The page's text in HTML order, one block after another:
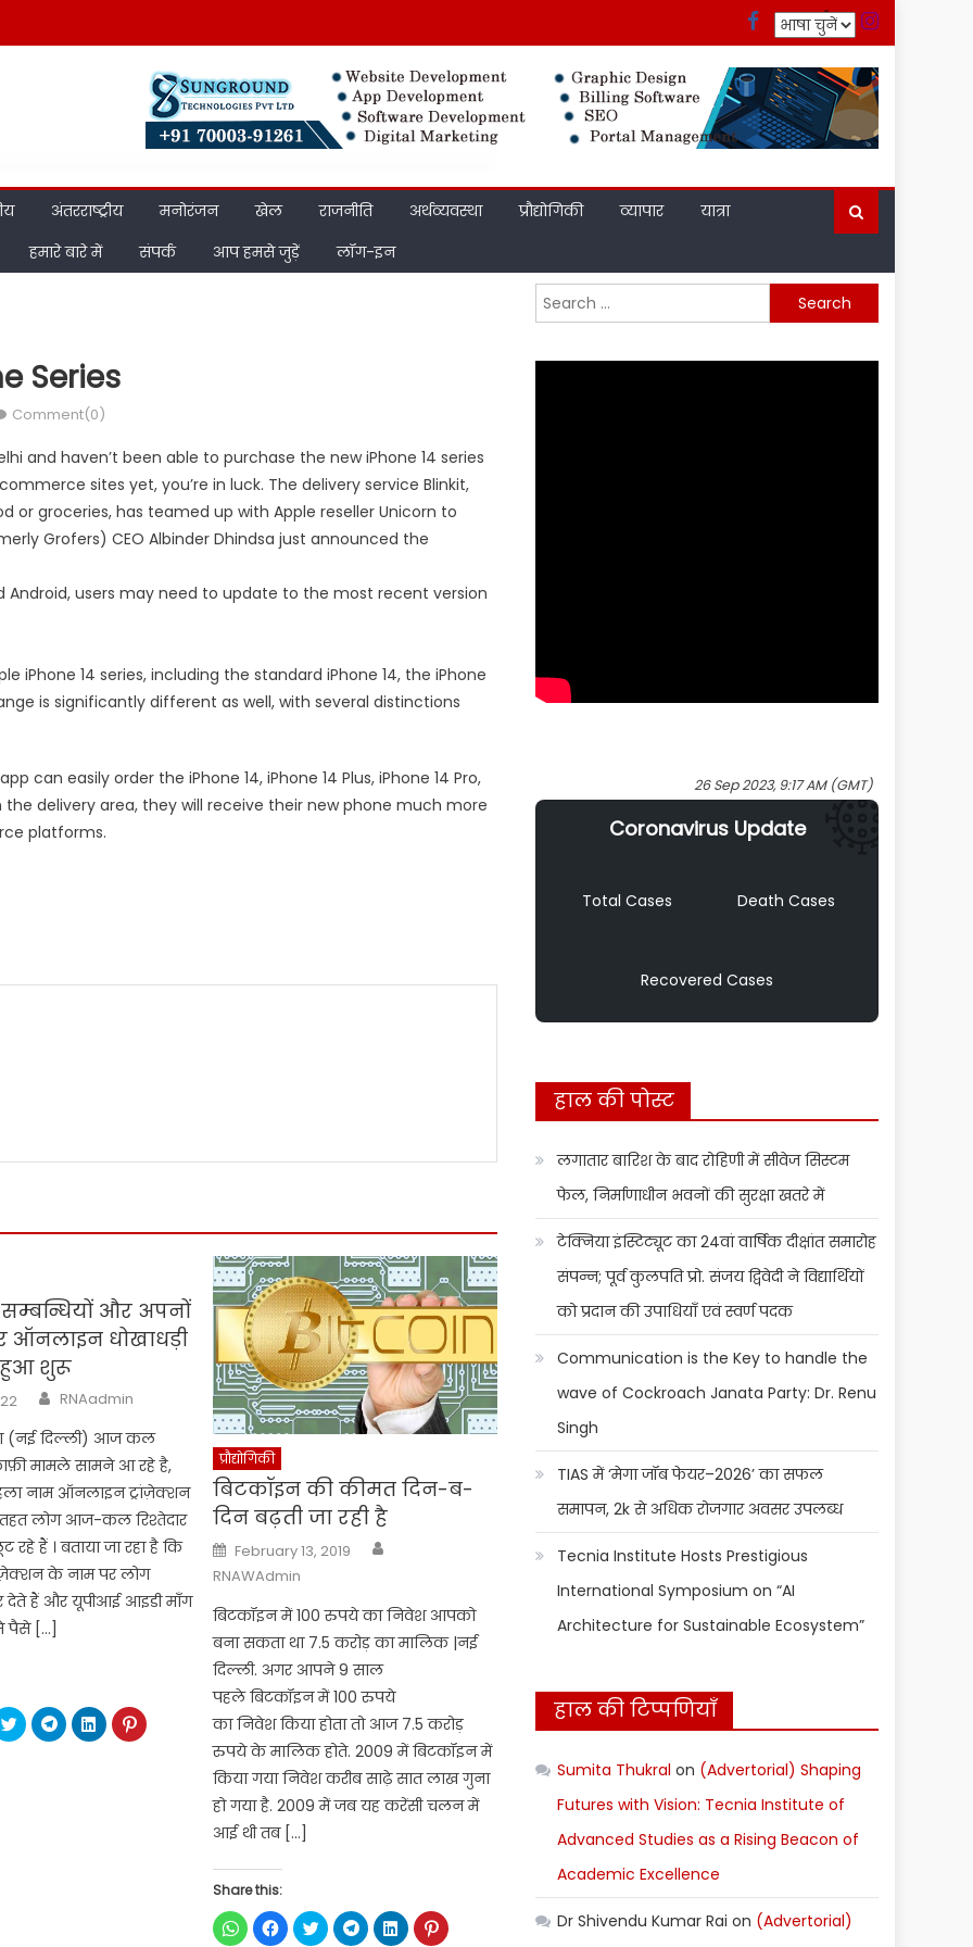
अंतरराष्ट्रीय मनोरंजन खेल राजनीति अर्थव्यवस्था प्रौद्योगिकी व्यापार
यात्रा
हमारे बारे में संपर्क आप हमसे जुड़ें लॉग-इन
Series
Comment(0)
and haven’t been able to purchase the new iPhone 14 series
sites yet, you’re in luck. The delivery service Blinkit,
or groceries, has teamed up with Apple reseller Unicorn to
Grofers) CEO Albinder Dhindsa just announced the
users may need to update to the most recent version
iPhone 14 series, including the standard iPhone 14, the iPhone
is significantly different as well, with several distinctions
can easily order the iPhone 14, iPhone 14 Plus, iPhone 14 Pro,
the delivery area, they will receive their new phone much more
platforms.
और अपनों
ऑनलाइन धोखाधड़ी
शुरू
Author
RNAadmin
(नई दिल्ली) आज कल
मामले सामने आ रहे है,
नाम ऑनलाइन ट्रांज़ेक्शन
लोग आज-कल रिश्तेदार
हैं । बताया जा रहा है कि
के नाम पर लोग
देते हैं और यूपीआई आइडी माँग
पैसे […]
Click
to
share
Click
to
share
Click
to
share
Click
to
प्रौद्योगिकी
बिटकॉइन की कीमत दिन-ब-
दिन बढ़ती जा रही है
Posted
on
February 13, 2019
RNAWAdmin
बिटकॉइन में 100 रुपये का निवेश आपको
बना सकता था 7.5 करोड़ का मालिक |नई
दिल्ली. अगर आपने 9 साल
पहले बिटकॉइन में 100 रुपये
का निवेश किया होता तो आज 7.5 करोड़
रुपये के मालिक होते. 2009 में बिटकॉइन में
किया गया निवेश करीब साढ़े सात लाख गुना
हो गया है. 2009 में जब यह करेंसी चलन में
आई थी तब […]
Share this:
Click
to
Click
to
Click
to
Click
to
Click
to
Click
to
Search
for:
26 Sep 2023, 9:17 AM (GMT)
Coronavirus Update
Total Cases Death Cases
Recovered Cases
हाल की पोस्ट
लगातार बारिश के बाद रोहिणी में सीवेज सिस्टम
फेल, निर्माणाधीन भवनों की सुरक्षा खतरे में
टेक्निया इंस्टिट्यूट का 24वां वार्षिक दीक्षांत समारोह
संपन्न; पूर्व कुलपति प्रो. संजय द्विवेदी ने विद्यार्थियों
को प्रदान की उपाधियाँ एवं स्वर्ण पदक
Communication is the Key to handle the
wave of Cockroach Janata Party: Dr. Renu
Singh
TIAS में ‘मेगा जॉब फेयर–2026’ का सफल
समापन, 2k से अधिक रोजगार अवसर उपलब्ध
Tecnia Institute Hosts Prestigious
International Symposium on “AI
Architecture for Sustainable Ecosystem”
हाल की टिप्पणियाँ
Sumita Thukral on (Advertorial) Shaping
Futures with Vision: Tecnia Institute of
Advanced Studies as a Rising Beacon of
Academic Excellence
Dr Shivendu Kumar Rai on (Advertorial)